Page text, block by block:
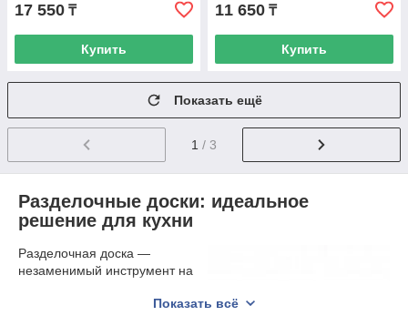
17 550 ₸
Купить
11 650 ₸
Купить
Показать ещё
1 / 3
Разделочные доски: идеальное
решение для кухни
Разделочная доска —
незаменимый инструмент на
Показать всё